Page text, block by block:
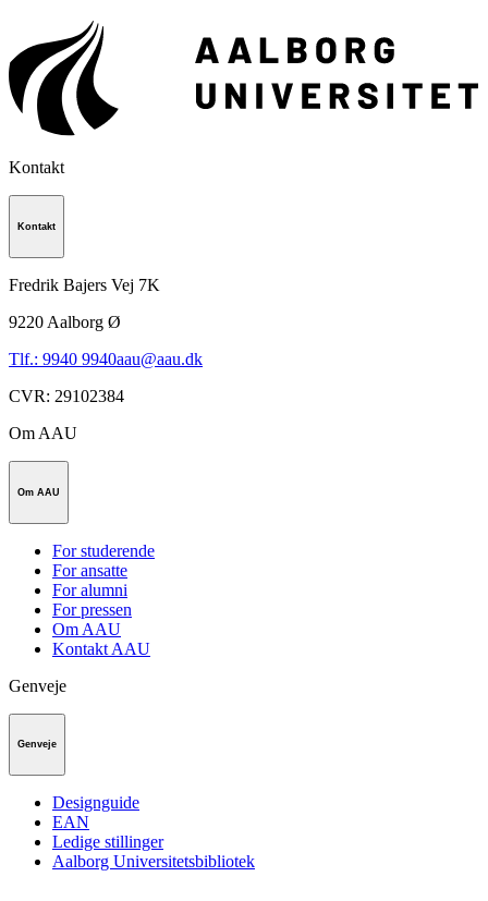
Kontakt
Kontakt
Fredrik Bajers Vej 7K
9220 Aalborg Ø
Tlf.: 9940 9940aau@aau.dk
CVR: 29102384
Om AAU
Om AAU
For studerende
For ansatte
For alumni
For pressen
Om AAU
Kontakt AAU
Genveje
Genveje
Designguide
EAN
Ledige stillinger
Aalborg Universitetsbibliotek